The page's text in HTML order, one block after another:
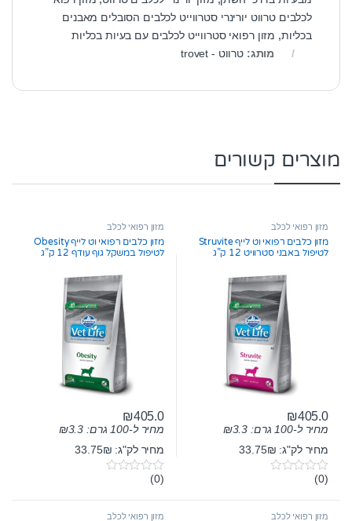
לכלבים טרווט יורינרי סטרווייט לכלבים הסובלים מאבנים
בכליות, מזון רפואי סטרווייט לכלבים עם בעיות בכליות
מותג:טרווט - trovet
מוצרים קשורים
מזון רפואי לכלב
מזון כלבים רפואי וט לייף Struvite
לטיפול באבני סטרוויט 12 ק”ג
₪405.0
מחיר ל-100 גרם: ₪3.3
מחיר לק"ג: 33.75₪
0
t
(0)
מזון רפואי לכלב
מזון כלבים רפואי וט לייף Obesity
לטיפול במשקל גוף עודף 12 ק”ג
₪405.0
מחיר ל-100 גרם: ₪3.3
מחיר לק"ג: 33.75₪
0
t
(0)
מזון רפואי לכלב מזון רפואי לכלב